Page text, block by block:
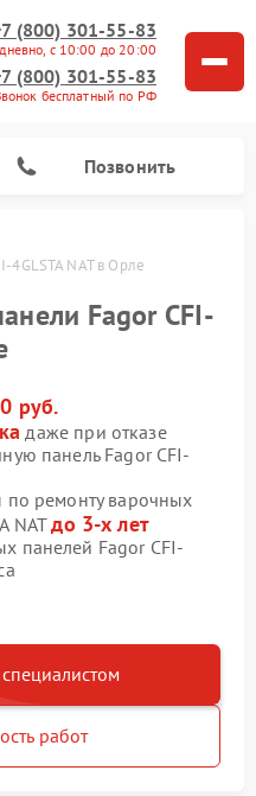
(800) 301-55-83
с 10:00 до 20:00
(800) 301-55-83
бесплатный по РФ
Позвонить
4GLSTA NAT в Орле
Fagor CFI-
руб.
даже при отказе
панель Fagor CFI-
по ремонту варочных
NATдо 3-х лет
панелей Fagor CFI-
работ